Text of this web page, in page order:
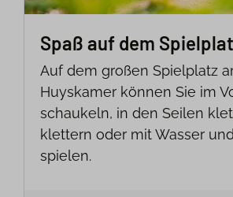
Spaß auf dem
Auf dem großen Spielplatz
Huyskamer können Sie im
schaukeln, in den Seilen
klettern oder mit Wasser
spielen.